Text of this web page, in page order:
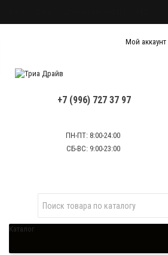
Мой аккаунт
+7 (996) 727 37 97
ПН-ПТ: 8:00-24:00
СБ-ВС: 9:00-23:00
Каталог